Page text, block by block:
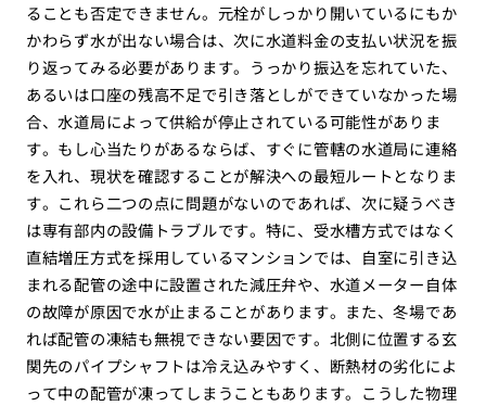
ることも否定できません。元栓がしっかり開いているにもか
かわらず水が出ない場合は、次に水道料金の支払い状況を振
り返ってみる必要があります。うっかり振込を忘れていた、
あるいは口座の残高不足で引き落としができていなかった場
合、水道局によって供給が停止されている可能性がありま
す。もし心当たりがあるならば、すぐに管轄の水道局に連絡
を入れ、現状を確認することが解決への最短ルートとなりま
す。これら二つの点に問題がないのであれば、次に疑うべき
は専有部内の設備トラブルです。特に、受水槽方式ではなく
直結増圧方式を採用しているマンションでは、自室に引き込
まれる配管の途中に設置された減圧弁や、水道メーター自体
の故障が原因で水が止まることがあります。また、冬場であ
れば配管の凍結も無視できない要因です。北側に位置する玄
関先のパイプシャフトは冷え込みやすく、断熱材の劣化によ
って中の配管が凍ってしまうこともあります。こうした物理